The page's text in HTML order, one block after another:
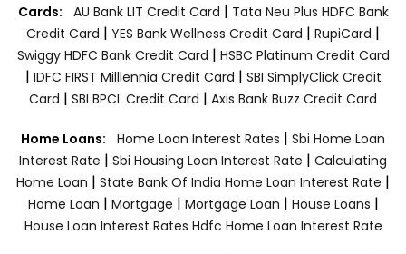
Cards: AU Bank LIT Credit Card | Tata Neu Plus HDFC Bank
Credit Card | YES Bank Wellness Credit Card | RupiCard |
Swiggy HDFC Bank Credit Card | HSBC Platinum Credit Card
| IDFC FIRST Milllennia Credit Card | SBI SimplyClick Credit
Card | SBI BPCL Credit Card | Axis Bank Buzz Credit Card
Home Loans: Home Loan Interest Rates | Sbi Home Loan
Interest Rate | Sbi Housing Loan Interest Rate | Calculating
Home Loan | State Bank Of India Home Loan Interest Rate |
Home Loan | Mortgage | Mortgage Loan | House Loans |
House Loan Interest Rates Hdfc Home Loan Interest Rate